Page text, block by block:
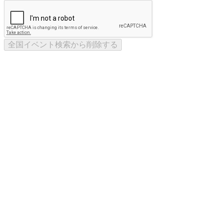
全国イベント検索から削除する